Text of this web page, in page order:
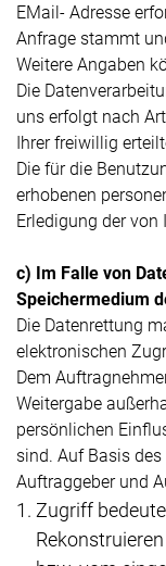
EMail- Adresse
Anfrage stammt
Weitere Angaben
Die
uns erfolgt nach
Ihrer freiwillig
Die für die
erhobenen
Erledigung der von
c) Im Falle von
Speichermedium
Die Datenrettung
elektronischen
Dem
Weitergabe
persönlichen
sind. Auf Basis
Auftraggeber und
Zugriff